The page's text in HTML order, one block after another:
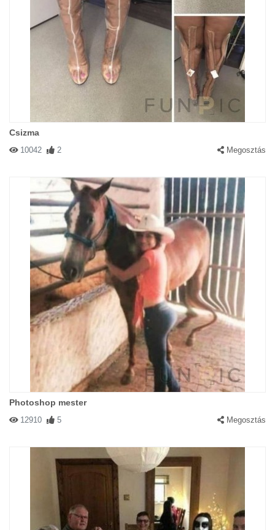
Csizma
10042 2 Megosztás
Photoshop mester
12910 5 Megosztás